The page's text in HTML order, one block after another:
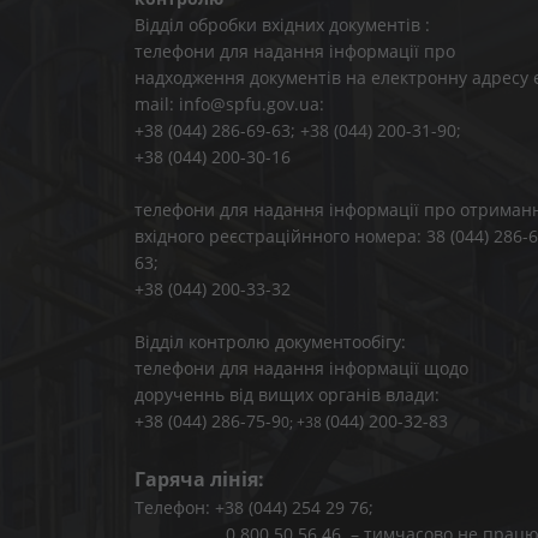
Відділ обробки вхідних документів :
телефони для надання інформації про
надходження документів на електронну адресу
mail: info@spfu.gov.ua:
+38 (044) 286-69-63; +38 (044) 200-31-90;
+38 (044) 200-30-16
телефони для надання інформації про
вхідного реєстраційнного номера: 38 (044) 286-
63;
+38 (044) 200-33-32
Відділ контролю документообігу:
телефони для надання інформації щодо
дорученнь від вищих органів влади:
+38 (044) 286-75-90; +38 (044) 200-32-83
Гаряча лінія:
Телефон: +38 (044) 254 29 76;